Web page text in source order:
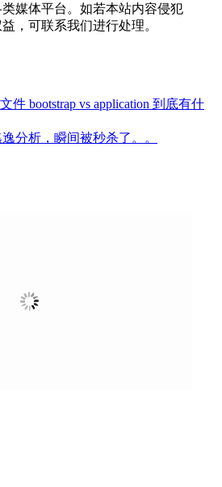
媒体平台。如若本站内容侵犯
，可联系我们进行处理。
件 bootstrap vs application 到底有什
分析，瞬间被秒杀了。。